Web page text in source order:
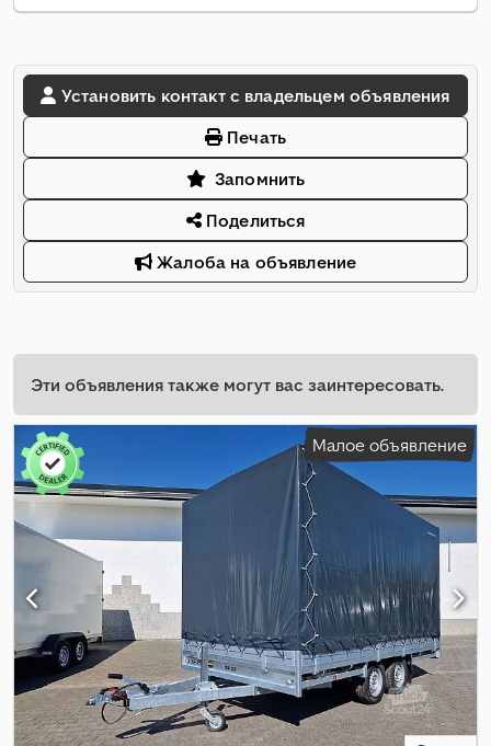
Установить контакт с владельцем объявления
Печать
Запомнить
Поделиться
Жалоба на объявление
Эти объявления также могут вас заинтересовать.
Малое объявление